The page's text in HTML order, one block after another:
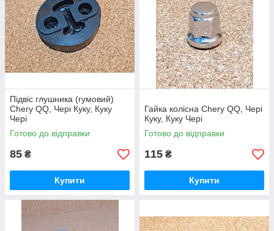
Підвіс глушника (гумовий)
Chery QQ, Чері Куку, Куку
Чері
Готово до відправки
85 ₴
Купити
Гайка колісна Chery QQ, Чері
Куку, Куку Чері
Готово до відправки
115 ₴
Купити